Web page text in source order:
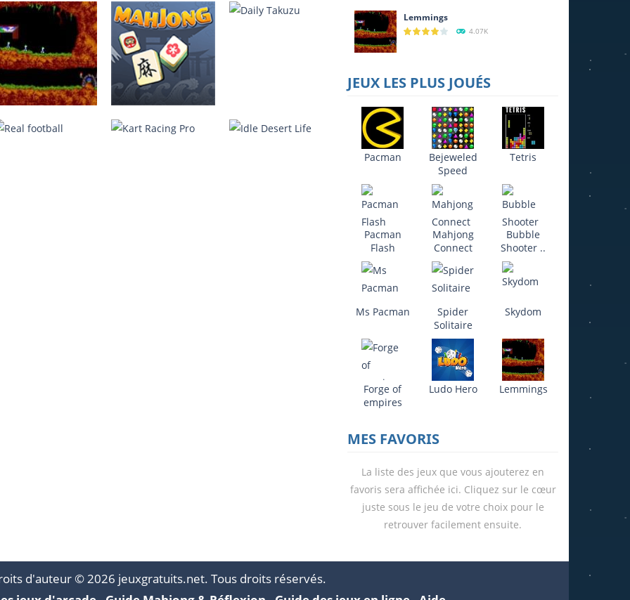
Lemmings
4.07K
JEUX LES PLUS JOUÉS
Pacman
Bejeweled
Speed
Tetris
Pacman
Flash
Mahjong
Connect
Bubble
Shooter ..
Ms Pacman
Spider
Solitaire
Skydom
Forge of
empires
Ludo Hero Lemmings
MES FAVORIS
La liste des jeux que vous ajouterez en
favoris sera affichée ici. Cliquez sur le cœur
juste sous le jeu de votre choix pour le
retrouver facilement ensuite.
d'auteur © 2026 jeuxgratuits.net. Tous droits réservés.